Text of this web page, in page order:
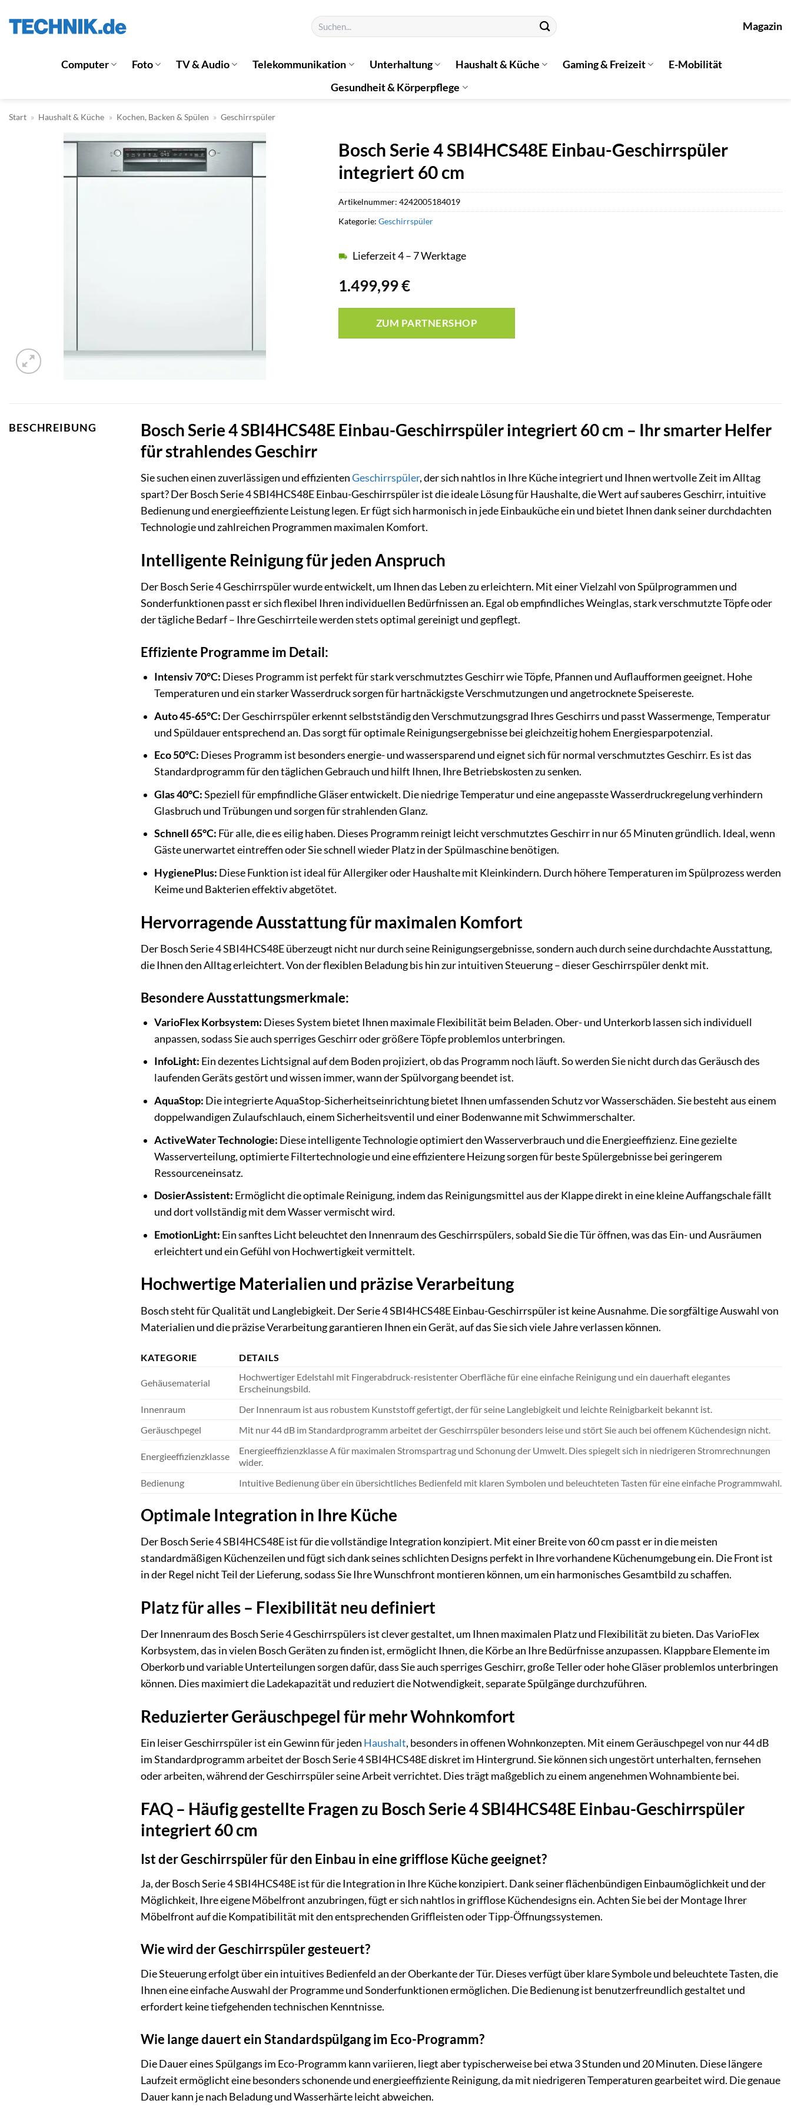
Inhalt
Suchen
nach:
Magazin
Computer Foto TV & Audio Telekommunikation Unterhaltung Haushalt & Küche Gaming & Freizeit
E-Mobilität
Gesundheit & Körperpflege
Start » Haushalt & Küche » Kochen, Backen & Spülen » Geschirrspüler
Bosch Serie 4 SBI4HCS48E Einbau-Geschirrspüler
integriert 60 cm
1.499,99€
Lieferzeit 4 – 7 Werktage
ZUM PARTNERSHOP
Artikelnummer: 4242005184019
Kategorie: Geschirrspüler
BESCHREIBUNG
Bosch Serie 4 SBI4HCS48E Einbau-Geschirrspüler integriert 60 cm – Ihr smarter Helfer
für strahlendes Geschirr
Sie suchen einen zuverlässigen und effizientenGeschirrspüler, der sich nahtlos in Ihre Küche integriert und Ihnen wertvolle Zeit im Alltag
spart? Der Bosch Serie 4 SBI4HCS48E Einbau-Geschirrspüler ist die ideale Lösung für Haushalte, die Wert auf sauberes Geschirr, intuitive
Bedienung und energieeffiziente Leistung legen. Er fügt sich harmonisch in jede Einbauküche ein und bietet Ihnen dank seiner durchdachten
Technologie und zahlreichen Programmen maximalen Komfort.
Intelligente Reinigung für jeden Anspruch
Der Bosch Serie 4 Geschirrspüler wurde entwickelt, um Ihnen das Leben zu erleichtern. Mit einer Vielzahl von Spülprogrammen und
Sonderfunktionen passt er sich flexibel Ihren individuellen Bedürfnissen an. Egal ob empfindliches Weinglas, stark verschmutzte Töpfe oder
der tägliche Bedarf – Ihre Geschirrteile werden stets optimal gereinigt und gepflegt.
Effiziente Programme im Detail:
Intensiv 70°C: Dieses Programm ist perfekt für stark verschmutztes Geschirr wie Töpfe, Pfannen und Auflaufformen geeignet. Hohe
Temperaturen und ein starker Wasserdruck sorgen für hartnäckigste Verschmutzungen und angetrocknete Speisereste.
Auto 45-65°C: Der Geschirrspüler erkennt selbstständig den Verschmutzungsgrad Ihres Geschirrs und passt Wassermenge, Temperatur
und Spüldauer entsprechend an. Das sorgt für optimale Reinigungsergebnisse bei gleichzeitig hohem Energiesparpotenzial.
Eco 50°C: Dieses Programm ist besonders energie- und wassersparend und eignet sich für normal verschmutztes Geschirr. Es ist das
Standardprogramm für den täglichen Gebrauch und hilft Ihnen, Ihre Betriebskosten zu senken.
Glas 40°C:Speziell für empfindliche Gläser entwickelt. Die niedrige Temperatur und eine angepasste Wasserdruckregelung verhindern
Glasbruch und Trübungen und sorgen für strahlenden Glanz.
Schnell 65°C: Für alle, die es eilig haben. Dieses Programm reinigt leicht verschmutztes Geschirr in nur 65 Minuten gründlich. Ideal, wenn
Gäste unerwartet eintreffen oder Sie schnell wieder Platz in der Spülmaschine benötigen.
HygienePlus: Diese Funktion ist ideal für Allergiker oder Haushalte mit Kleinkindern. Durch höhere Temperaturen im Spülprozess werden
Keime und Bakterien effektiv abgetötet.
Hervorragende Ausstattung für maximalen Komfort
Der Bosch Serie 4 SBI4HCS48E überzeugt nicht nur durch seine Reinigungsergebnisse, sondern auch durch seine durchdachte Ausstattung,
die Ihnen den Alltag erleichtert. Von der flexiblen Beladung bis hin zur intuitiven Steuerung – dieser Geschirrspüler denkt mit.
Besondere Ausstattungsmerkmale:
VarioFlex Korbsystem: Dieses System bietet Ihnen maximale Flexibilität beim Beladen. Ober- und Unterkorb lassen sich individuell
anpassen, sodass Sie auch sperriges Geschirr oder größere Töpfe problemlos unterbringen.
InfoLight: Ein dezentes Lichtsignal auf dem Boden projiziert, ob das Programm noch läuft. So werden Sie nicht durch das Geräusch des
laufenden Geräts gestört und wissen immer, wann der Spülvorgang beendet ist.
AquaStop: Die integrierte AquaStop-Sicherheitseinrichtung bietet Ihnen umfassenden Schutz vor Wasserschäden. Sie besteht aus einem
doppelwandigen Zulaufschlauch, einem Sicherheitsventil und einer Bodenwanne mit Schwimmerschalter.
ActiveWater Technologie: Diese intelligente Technologie optimiert den Wasserverbrauch und die Energieeffizienz. Eine gezielte
Wasserverteilung, optimierte Filtertechnologie und eine effizientere Heizung sorgen für beste Spülergebnisse bei geringerem
Ressourceneinsatz.
DosierAssistent: Ermöglicht die optimale Reinigung, indem das Reinigungsmittel aus der Klappe direkt in eine kleine Auffangschale fällt
und dort vollständig mit dem Wasser vermischt wird.
EmotionLight: Ein sanftes Licht beleuchtet den Innenraum des Geschirrspülers, sobald Sie die Tür öffnen, was das Ein- und Ausräumen
erleichtert und ein Gefühl von Hochwertigkeit vermittelt.
Hochwertige Materialien und präzise Verarbeitung
Bosch steht für Qualität und Langlebigkeit. Der Serie 4 SBI4HCS48E Einbau-Geschirrspüler ist keine Ausnahme. Die sorgfältige Auswahl von
Materialien und die präzise Verarbeitung garantieren Ihnen ein Gerät, auf das Sie sich viele Jahre verlassen können.
KATEGORIE DETAILS
Gehäusematerial
Hochwertiger Edelstahl mit Fingerabdruck-resistenter Oberfläche für eine einfache Reinigung und ein dauerhaft elegantes
Erscheinungsbild.
Innenraum
Der Innenraum ist aus robustem Kunststoff gefertigt, der für seine Langlebigkeit und leichte Reinigbarkeit bekannt ist.
Geräuschpegel
Mit nur 44 dB im Standardprogramm arbeitet der Geschirrspüler besonders leise und stört Sie auch bei offenem Küchendesign nicht.
Energieeffizienzklasse
Energieeffizienzklasse A für maximalen Stromspartrag und Schonung der Umwelt. Dies spiegelt sich in niedrigeren Stromrechnungen
wider.
Bedienung
Intuitive Bedienung über ein übersichtliches Bedienfeld mit klaren Symbolen und beleuchteten Tasten für eine einfache Programmwahl.
Optimale Integration in Ihre Küche
Der Bosch Serie 4 SBI4HCS48E ist für die vollständige Integration konzipiert. Mit einer Breite von 60 cm passt er in die meisten
standardmäßigen Küchenzeilen und fügt sich dank seines schlichten Designs perfekt in Ihre vorhandene Küchenumgebung ein. Die Front ist
in der Regel nicht Teil der Lieferung, sodass Sie Ihre Wunschfront montieren können, um ein harmonisches Gesamtbild zu schaffen.
Platz für alles – Flexibilität neu definiert
Der Innenraum des Bosch Serie 4 Geschirrspülers ist clever gestaltet, um Ihnen maximalen Platz und Flexibilität zu bieten. Das VarioFlex
Korbsystem, das in vielen Bosch Geräten zu finden ist, ermöglicht Ihnen, die Körbe an Ihre Bedürfnisse anzupassen. Klappbare Elemente im
Oberkorb und variable Unterteilungen sorgen dafür, dass Sie auch sperriges Geschirr, große Teller oder hohe Gläser problemlos unterbringen
können. Dies maximiert die Ladekapazität und reduziert die Notwendigkeit, separate Spülgänge durchzuführen.
Reduzierter Geräuschpegel für mehr Wohnkomfort
Ein leiser Geschirrspüler ist ein Gewinn für jeden Haushalt, besonders in offenen Wohnkonzepten. Mit einem Geräuschpegel von nur 44 dB
im Standardprogramm arbeitet der Bosch Serie 4 SBI4HCS48E diskret im Hintergrund. Sie können sich ungestört unterhalten, fernsehen
oder arbeiten, während der Geschirrspüler seine Arbeit verrichtet. Dies trägt maßgeblich zu einem angenehmen Wohnambiente bei.
FAQ – Häufig gestellte Fragen zu Bosch Serie 4 SBI4HCS48E Einbau-Geschirrspüler
integriert 60 cm
Ist der Geschirrspüler für den Einbau in eine grifflose Küche geeignet?
Ja, der Bosch Serie 4 SBI4HCS48E ist für die Integration in Ihre Küche konzipiert. Dank seiner flächenbündigen Einbaumöglichkeit und der
Möglichkeit, Ihre eigene Möbelfront anzubringen, fügt er sich nahtlos in grifflose Küchendesigns ein. Achten Sie bei der Montage Ihrer
Möbelfront auf die Kompatibilität mit den entsprechenden Griffleisten oder Tipp-Öffnungssystemen.
Wie wird der Geschirrspüler gesteuert?
Die Steuerung erfolgt über ein intuitives Bedienfeld an der Oberkante der Tür. Dieses verfügt über klare Symbole und beleuchtete Tasten, die
Ihnen eine einfache Auswahl der Programme und Sonderfunktionen ermöglichen. Die Bedienung ist benutzerfreundlich gestaltet und
erfordert keine tiefgehenden technischen Kenntnisse.
Wie lange dauert ein Standardspülgang im Eco-Programm?
Die Dauer eines Spülgangs im Eco-Programm kann variieren, liegt aber typischerweise bei etwa 3 Stunden und 20 Minuten. Diese längere
Laufzeit ermöglicht eine besonders schonende und energieeffiziente Reinigung, da mit niedrigeren Temperaturen gearbeitet wird. Die genaue
Dauer kann je nach Beladung und Wasserhärte leicht abweichen.